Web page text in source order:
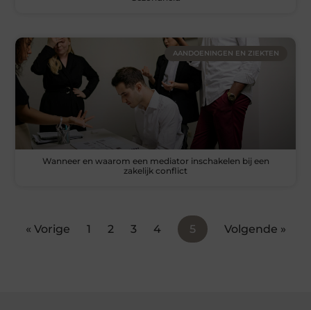
AANDOENINGEN EN ZIEKTEN
Wanneer en waarom een mediator inschakelen bij een
zakelijk conflict
« Vorige 1 2 3 4 5 Volgende »